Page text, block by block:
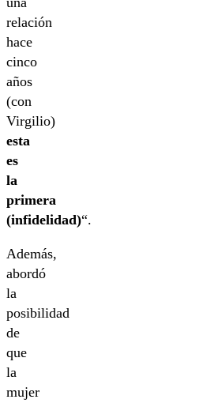
relación
hace
cinco
años
(con
Virgilio)
esta
es
la
primera
(infidelidad)“.
Además,
abordó
la
posibilidad
de
que
la
mujer